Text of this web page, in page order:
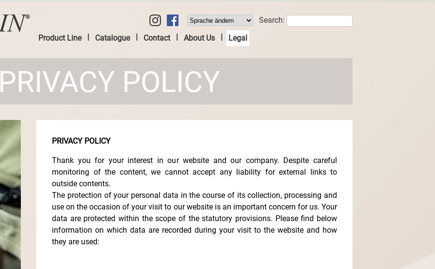
Search:
Product Line
| Catalogue | Contact | About Us | Legal
PRIVACY POLICY
PRIVACY POLICY
Thank you for your interest in our website and our company. Despite careful
monitoring of the content, we cannot accept any liability for external links to
outside contents.
The protection of your personal data in the course of its collection, processing and
use on the occasion of your visit to our website is an important concern for us. Your
data are protected within the scope of the statutory provisions. Please find below
information on which data are recorded during your visit to the website and how
they are used: